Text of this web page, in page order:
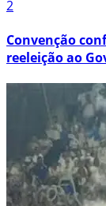
2
Convenção
reeleição ao